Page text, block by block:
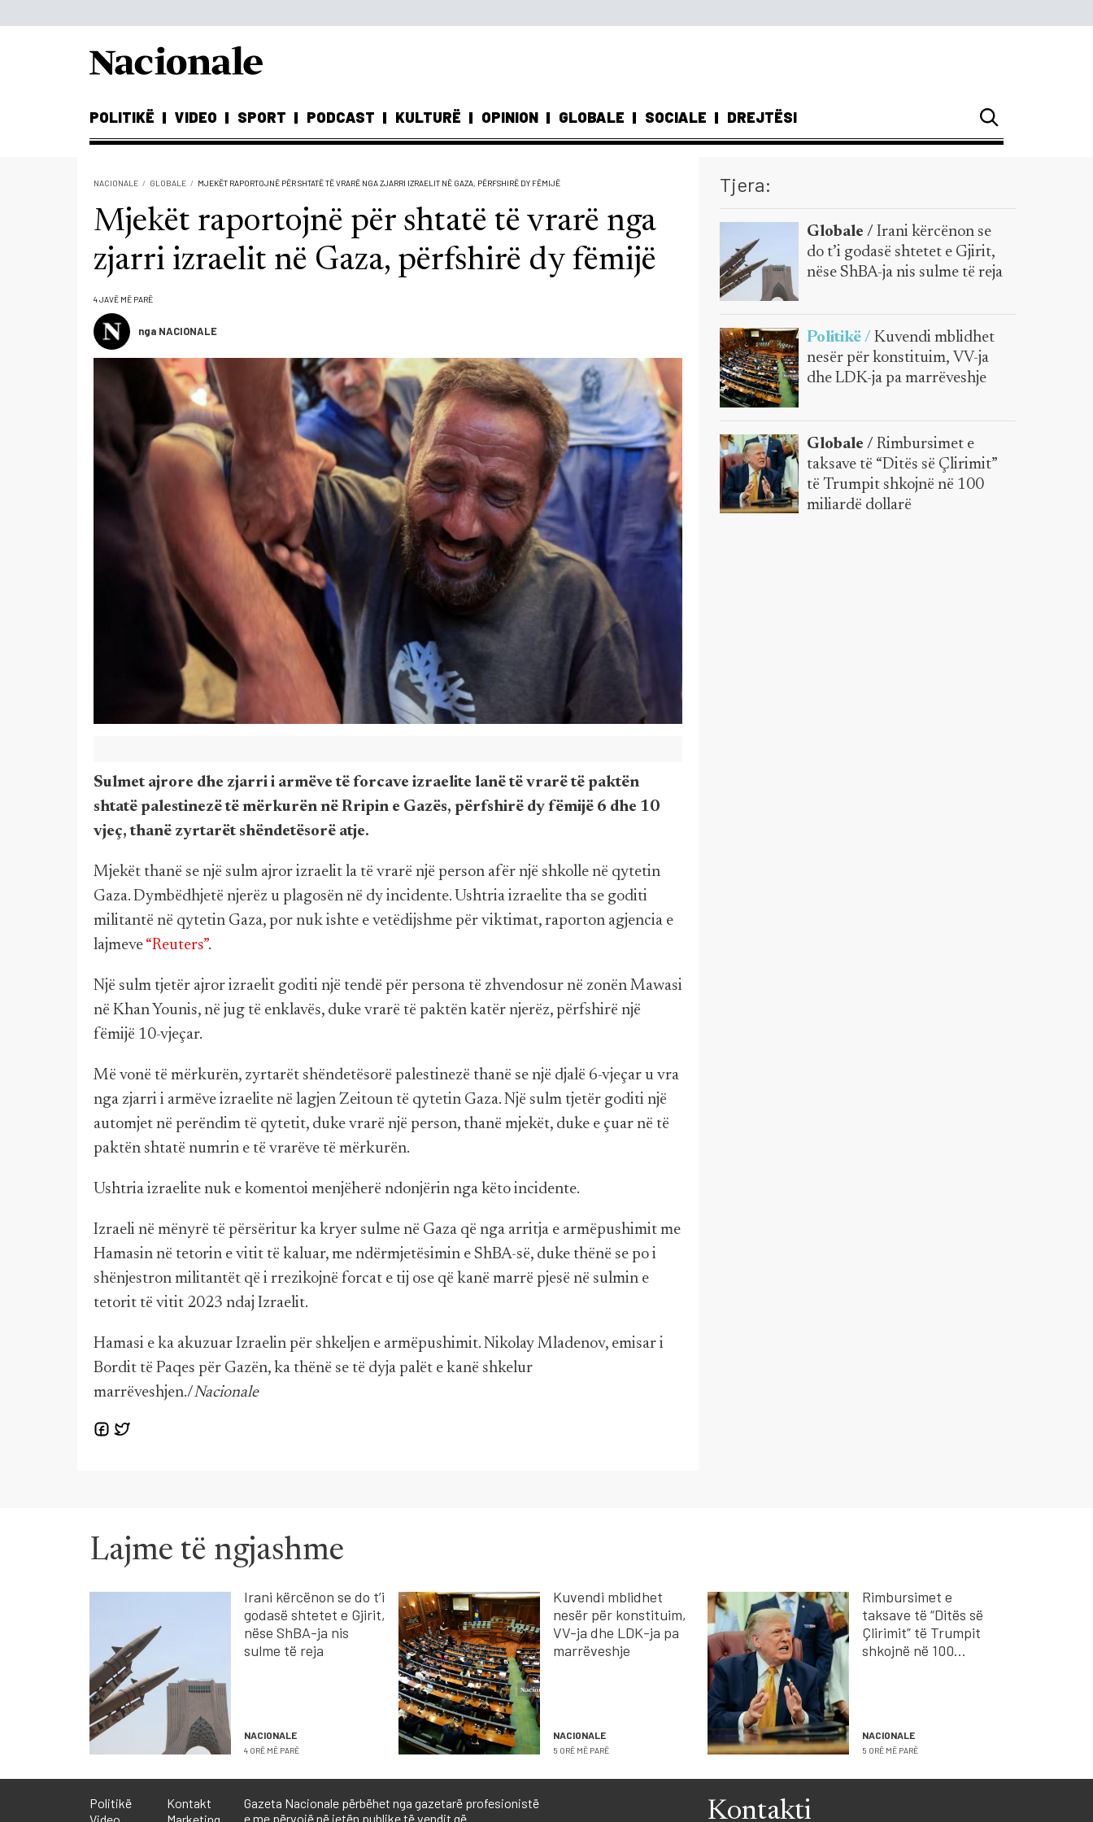
POLITIKË VIDEO SPORT PODCAST KULTURË OPINION GLOBALE SOCIALE DREJTËSI
NACIONALE GLOBALE MJEKËT RAPORTOJNË PËR SHTATË TË VRARË NGA ZJARRI IZRAELIT NË GAZA, PËRFSHIRË DY FËMIJË
Mjekët raportojnë për shtatë të vrarë nga
zjarri izraelit në Gaza, përfshirë dy fëmijë
4 JAVË MË PARË
nga NACIONALE
Sulmet ajrore dhe zjarri i armëve të forcave izraelite lanë të vrarë të paktën
shtatë palestinezë të mërkurën në Rripin e Gazës, përfshirë dy fëmijë 6 dhe 10
vjeç, thanë zyrtarët shëndetësorë atje.
Mjekët thanë se një sulm ajror izraelit la të vrarë një person afër një shkolle në qytetin
Gaza. Dymbëdhjetë njerëz u plagosën në dy incidente. Ushtria izraelite tha se goditi
militantë në qytetin Gaza, por nuk ishte e vetëdijshme për viktimat, raporton agjencia e
lajmeve “Reuters”.
Një sulm tjetër ajror izraelit goditi një tendë për persona të zhvendosur në zonën Mawasi
në Khan Younis, në jug të enklavës, duke vrarë të paktën katër njerëz, përfshirë një
fëmijë 10-vjeçar.
Më vonë të mërkurën, zyrtarët shëndetësorë palestinezë thanë se një djalë 6-vjeçar u vra
nga zjarri i armëve izraelite në lagjen Zeitoun të qytetin Gaza. Një sulm tjetër goditi një
automjet në perëndim të qytetit, duke vrarë një person, thanë mjekët, duke e çuar në të
paktën shtatë numrin e të vrarëve të mërkurën.
Ushtria izraelite nuk e komentoi menjëherë ndonjërin nga këto incidente.
Izraeli në mënyrë të përsëritur ka kryer sulme në Gaza që nga arritja e armëpushimit me
Hamasin në tetorin e vitit të kaluar, me ndërmjetësimin e ShBA-së, duke thënë se po i
shënjestron militantët që i rrezikojnë forcat e tij ose që kanë marrë pjesë në sulmin e
tetorit të vitit 2023 ndaj Izraelit.
Hamasi e ka akuzuar Izraelin për shkeljen e armëpushimit. Nikolay Mladenov, emisar i
Bordit të Paqes për Gazën, ka thënë se të dyja palët e kanë shkelur
marrëveshjen./Nacionale
Tjera:
Globale /Irani kërcënon se
do t’i godasë shtetet e Gjirit,
nëse ShBA-ja nis sulme të reja
Politikë /Kuvendi mblidhet
nesër për konstituim, VV-ja
dhe LDK-ja pa marrëveshje
Globale /Rimbursimet e
taksave të “Ditës së Çlirimit”
të Trumpit shkojnë në 100
miliardë dollarë
Lajme të ngjashme
Irani kërcënon se do t’i
godasë shtetet e Gjirit,
nëse ShBA-ja nis
sulme të reja
NACIONALE
4 ORË MË PARË
Kuvendi mblidhet
nesër për konstituim,
VV-ja dhe LDK-ja pa
marrëveshje
NACIONALE
5 ORË MË PARË
Rimbursimet e
taksave të “Ditës së
Çlirimit” të Trumpit
shkojnë në 100
NACIONALE
5 ORË MË PARË
Politikë
Kontakt
Gazeta Nacionale përbëhet nga gazetarë profesionistë
e me përvojë në jetën publike të vendit që
Kontakti